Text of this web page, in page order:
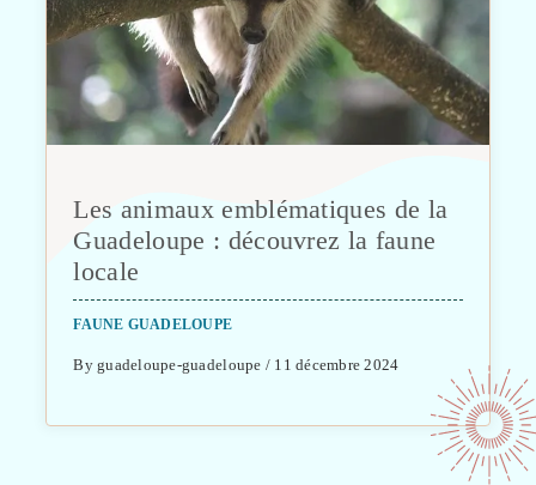
Les animaux emblématiques de la
Guadeloupe : découvrez la faune
locale
FAUNE GUADELOUPE
By guadeloupe-guadeloupe / 11 décembre 2024